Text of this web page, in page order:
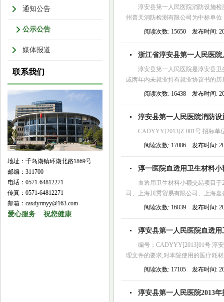
通知公告
公示公告
媒体报道
联系我们
地址：千岛湖镇环湖北路1869号
邮编：311700
电话：0571-64812271
传真：0571-64812271
邮箱：caxdyrmyy@163.com
爱心服务 祝您健康
淳安县第一人民医院消防设施
州普天消防检测有限公司为中标单
阅读次数: 15650 发布时间:
浙江省淳安县第一人民医
淳安县第一人民医院是淳安县
或两年内未就业持有就业协议书的
阅读次数: 16438 发布时间:
淳安县第一人民医院消防
CADYYY[2013]Z-001号 招标单
阅读次数: 17086 发布时间:
淳一医院血透用卫生材料
血透用卫生材料小额交易项目
司、上海川秀贸易有限公司、上海
阅读次数: 16839 发布时间:
淳安县第一人民医院血透
编号：CADYYY[2013]01号 淳
理文件的要求,对本院使用的医疗耗
阅读次数: 17105 发布时间:
淳安县第一人民医院2013